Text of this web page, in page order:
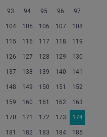
93 94 95 96 97
104 105 106 107 108
115 116 117 118 119
126 127 128 129 130
137 138 139 140 141
148 149 150 151 152
159 160 161 162 163
170 171 172 173 174
181 182 183 184 185